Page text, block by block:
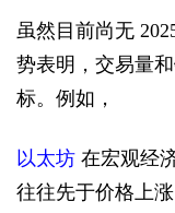
虽然目前尚无
势表明，交易量
标。例如，
以太坊在宏观经
往往先于价格上